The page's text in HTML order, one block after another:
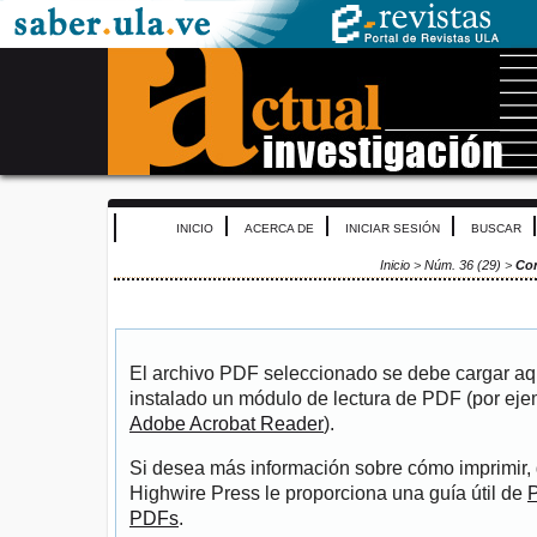
INICIO ACERCA DE INICIAR SESIÓN BUSCAR
Inicio> Núm. 36 (29) >
El archivo PDF seleccionado se debe cargar
instalado un módulo de lectura de PDF (por
Adobe Acrobat Reader).
Si desea más información sobre cómo
Highwire Press le proporciona una guía útil de
PDFs.